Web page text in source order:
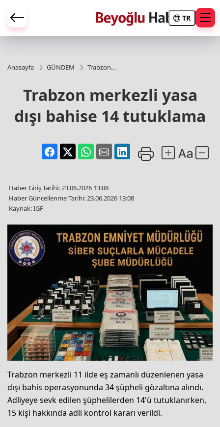
TR
Anasayfa GÜNDEM
Trabzon
bahise 14
tutuklama
Trabzon merkezli yasa
dışı bahise 14 tutuklama
Haber Giriş Tarihi: 23.06.2026 13:08
Haber Güncellenme Tarihi: 23.06.2026 13:08
Kaynak: IGF
Trabzon merkezli 11 ilde eş zamanlı düzenlenen yasa
dışı bahis operasyonunda 34 şüpheli gözaltına alındı.
Adliyeye sevk edilen şüphelilerden 14'ü tutuklanırken,
15 kişi hakkında adli kontrol kararı verildi.